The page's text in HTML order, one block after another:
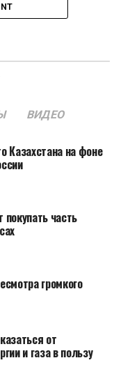
ВИДЕО
Казахстана на фоне
покупать часть
громкого
от
и газа в пользу